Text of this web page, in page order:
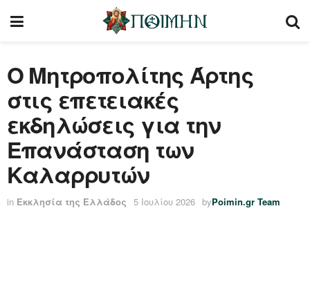
Ο Μητροπολίτης Άρτης
στις επετειακές
εκδηλώσεις για την
Επανάσταση των
Καλαρρυτών
in Εκκλησία της Ελλάδος 5 Ιουλίου 2026 byPoimin.gr Team